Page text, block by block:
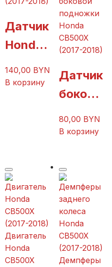
Датчик
Honda
X
140,00 BYN
В корзину
подножки
Honda
CB500X
(2017-2018)
Датчик
боково
подно
Honda
CB500
X
(2017-
2018)
80,00 BYN
В корзину
Двигатель
Honda
CB500X
Демпферы